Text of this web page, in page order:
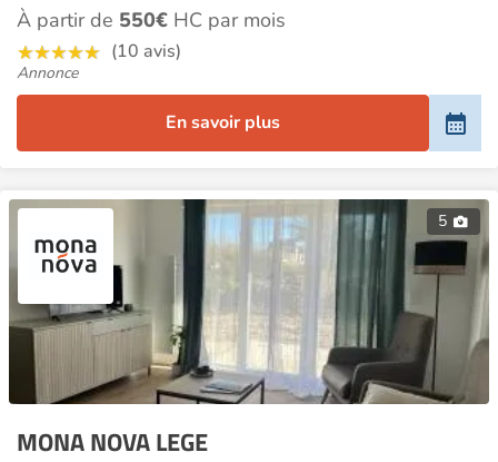
À partir de 550€ HC par mois
(10 avis)
Annonce
En savoir plus
5
MONA NOVA LEGE